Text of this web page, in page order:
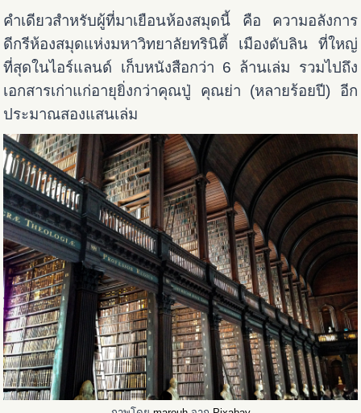
คำเดียวสำหรับผู้ที่มาเยือนห้องสมุดนี้ คือ ความอลังการ
ดีกรีห้องสมุดแห่งมหาวิทยาลัยทรินิตี้ เมืองดับลิน ที่ใหญ่
ที่สุดในไอร์แลนด์ เก็บหนังสือกว่า 6 ล้านเล่ม รวมไปถึง
เอกสารเก่าแก่อายุยิ่งกว่าคุณปู่ คุณย่า (หลายร้อยปี) อีก
ประมาณสองแสนเล่ม